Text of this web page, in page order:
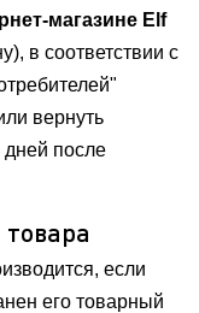
магазине Elf
в соответствии с
вернуть
дней после
если
его товарный